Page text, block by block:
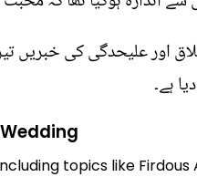
اور علیحدگی کی
ہے۔
topics like Firdous